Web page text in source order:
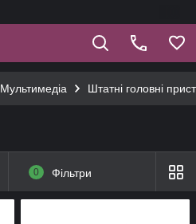
Мультимедіа Штатні головні
0 Фільтри